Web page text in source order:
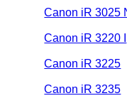
Canon iR 3025
Canon iR 3220 I
Canon iR 3225
Canon iR 3235